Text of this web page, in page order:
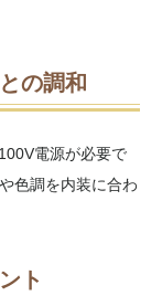
の調和
電源が必要で
色調を内装に合わ
ト